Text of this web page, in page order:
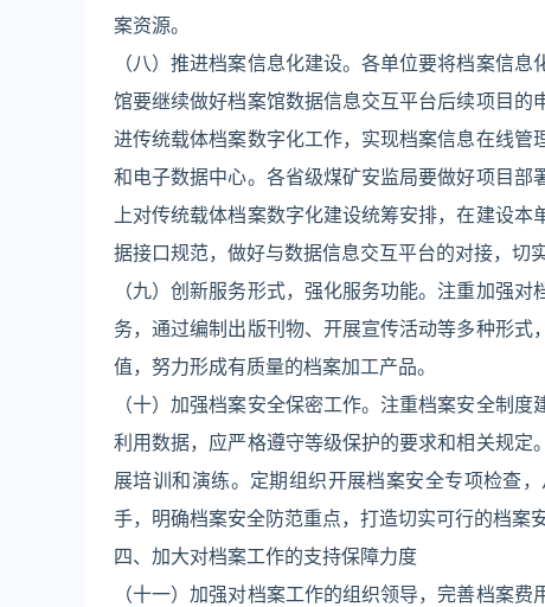
案资源。
（八）推进档案信息化建设。各单位要将档案信
馆要继续做好档案馆数据信息交互平台后续项目
进传统载体档案数字化工作，实现档案信息在线
和电子数据中心。各省级煤矿安监局要做好项目
上对传统载体档案数字化建设统筹安排，在建设
据接口规范，做好与数据信息交互平台的对接，切
（九）创新服务形式，强化服务功能。注重加强
务，通过编制出版刊物、开展宣传活动等多种形
值，努力形成有质量的档案加工产品。
（十）加强档案安全保密工作。注重档案安全制
利用数据，应严格遵守等级保护的要求和相关规
展培训和演练。定期组织开展档案安全专项检查
手，明确档案安全防范重点，打造切实可行的档案
四、加大对档案工作的支持保障力度
（十一）加强对档案工作的组织领导，完善档案